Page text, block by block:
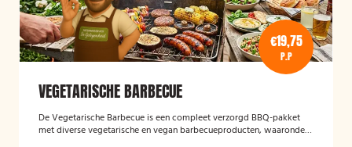
€19,75
P.P
VEGETARISCHE BARBECUE
De Vegetarische Barbecue is een compleet verzorgd BBQ-pakket
met diverse vegetarische en vegan barbecueproducten, waaronder